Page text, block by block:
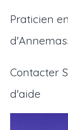
Praticien
Contacter
d'aide